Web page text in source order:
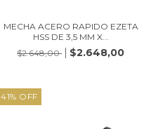
MECHA ACERO RAPIDO EZETA
HSS DE 3,5 MM X...
$2.648,00
$2.648,00
41% OFF